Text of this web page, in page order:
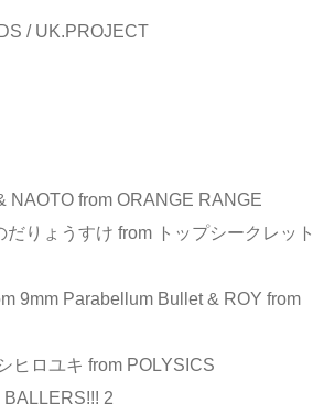
/ UK.PROJECT
NAOTO from ORANGE RANGE
りょうすけ from トップシークレット
9mm Parabellum Bullet & ROY from
ヒロユキ from POLYSICS
2